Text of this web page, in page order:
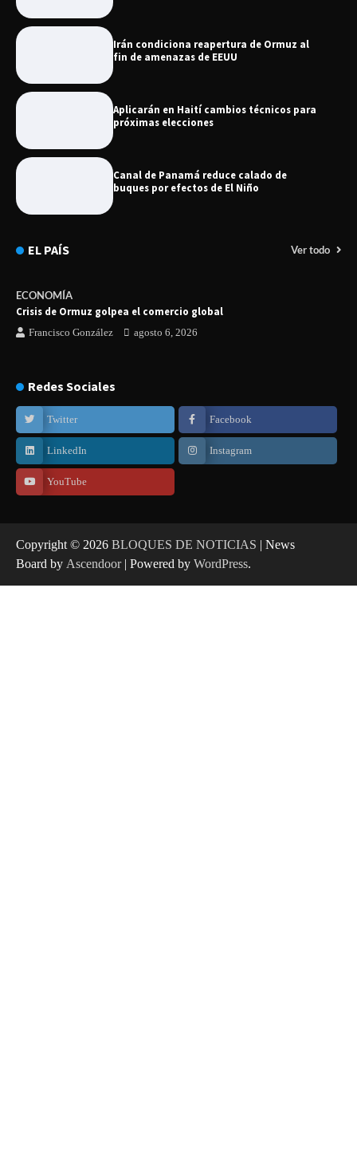
Irán condiciona reapertura de Ormuz al
fin de amenazas de EEUU
Aplicarán en Haití cambios técnicos para
próximas elecciones
Canal de Panamá reduce calado de
buques por efectos de El Niño
EL PAÍS Ver todo
ECONOMÍA
Crisis de Ormuz golpea el comercio global
Francisco González agosto 6, 2026
Redes Sociales
Twitter Facebook
LinkedIn Instagram
YouTube
Copyright © 2026 BLOQUES DE NOTICIAS | News
Board by Ascendoor| Powered by WordPress.